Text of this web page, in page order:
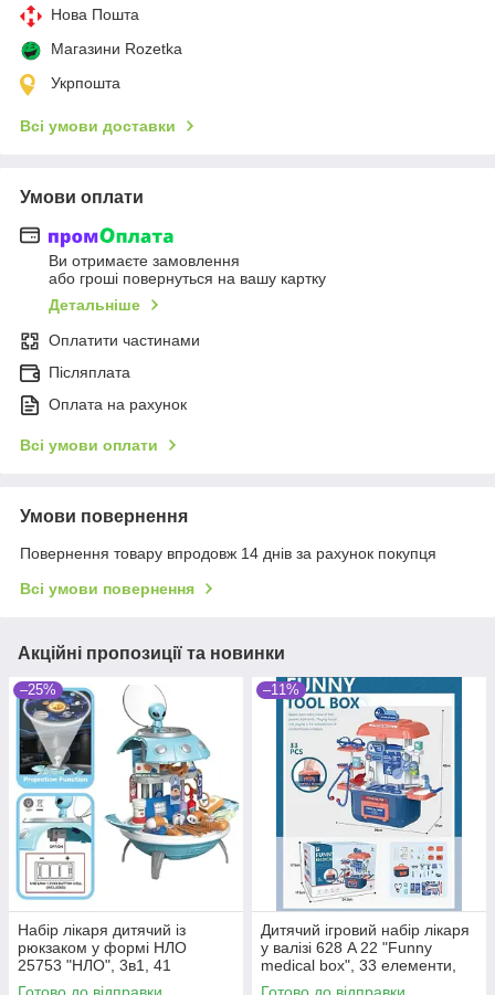
Нова Пошта
Магазини Rozetka
Укрпошта
Всі умови доставки
Умови оплати
Ви отримаєте замовлення
або гроші повернуться на вашу картку
Детальніше
Оплатити частинами
Післяплата
Оплата на рахунок
Всі умови оплати
Умови повернення
Повернення товару впродовж 14 днів за рахунок покупця
Всі умови повернення
Акційні пропозиції та новинки
–25%
Набір лікаря дитячий із
рюкзаком у формі НЛО
25753 "НЛО", 3в1, 41
елемент, з проєктором
–11%
Дитячий ігровий набір лікаря
у валізі 628 A 22 "Funny
medical box", 33 елементи,
висота 42 см